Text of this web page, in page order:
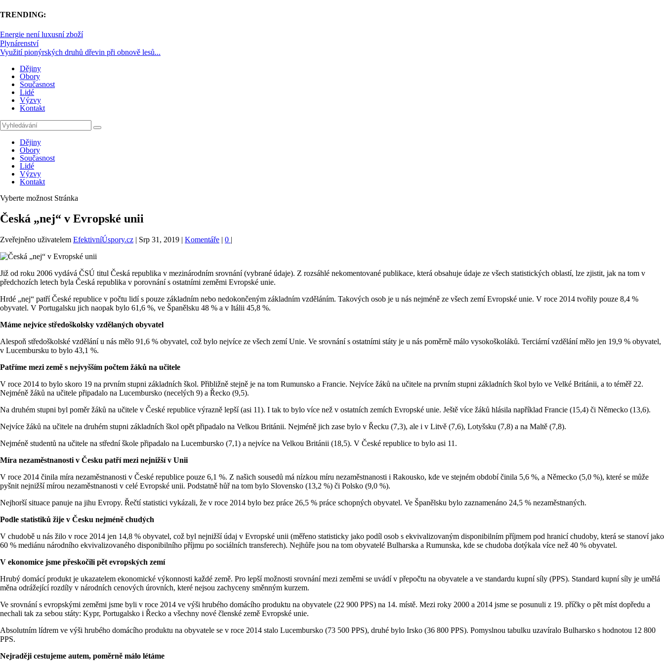
TRENDING:
Energie není luxusní zboží
Plynárenství
Využití pionýrských druhů dřevin při obnově lesů...
Dějiny
Obory
Současnost
Lidé
Výzvy
Kontakt
Dějiny
Obory
Současnost
Lidé
Výzvy
Kontakt
Vyberte možnost Stránka
Česká „nej“ v Evropské unii
Zveřejněno uživatelem EfektivníÚspory.cz | Srp 31, 2019 | Komentáře | 0 |
Již od roku 2006 vydává ČSÚ titul Česká republika v mezinárodním srovnání (vybrané údaje). Z rozsáhlé nekomentované publikace, která obsahuje údaje ze všech statistických oblastí, lze zjistit, jak na tom v
předchozích letech byla Česká republika v porovnání s ostatními zeměmi Evropské unie.
Hrdé „nej“ patří České republice v počtu lidí s pouze základním nebo nedokončeným základním vzděláním. Takových osob je u nás nejméně ze všech zemí Evropské unie. V roce 2014 tvořily pouze 8,4 %
obyvatel. V Portugalsku jich naopak bylo 61,6 %, ve Španělsku 48 % a v Itálii 45,8 %.
Máme nejvíce středoškolsky vzdělaných obyvatel
Alespoň středoškolské vzdělání u nás mělo 91,6 % obyvatel, což bylo nejvíce ze všech zemí Unie. Ve srovnání s ostatními státy je u nás poměrně málo vysokoškoláků. Terciární vzdělání mělo jen 19,9 % obyvatel,
v Lucembursku to bylo 43,1 %.
Patříme mezi země s nejvyšším počtem žáků na učitele
V roce 2014 to bylo skoro 19 na prvním stupni základních škol. Přibližně stejně je na tom Rumunsko a Francie. Nejvíce žáků na učitele na prvním stupni základních škol bylo ve Velké Británii, a to téměř 22.
Nejméně žáků na učitele připadalo na Lucembursko (necelých 9) a Řecko (9,5).
Na druhém stupni byl poměr žáků na učitele v České republice výrazně lepší (asi 11). I tak to bylo více než v ostatních zemích Evropské unie. Ještě více žáků hlásila například Francie (15,4) či Německo (13,6).
Nejvíce žáků na učitele na druhém stupni základních škol opět připadalo na Velkou Británii. Nejméně jich zase bylo v Řecku (7,3), ale i v Litvě (7,6), Lotyšsku (7,8) a na Maltě (7,8).
Nejméně studentů na učitele na střední škole připadalo na Lucembursko (7,1) a nejvíce na Velkou Británii (18,5). V České republice to bylo asi 11.
Míra nezaměstnanosti v Česku patří mezi nejnižší v Unii
V roce 2014 činila míra nezaměstnanosti v České republice pouze 6,1 %. Z našich sousedů má nízkou míru nezaměstnanosti i Rakousko, kde ve stejném období činila 5,6 %, a Německo (5,0 %), které se může
pyšnit nejnižší mírou nezaměstnanosti v celé Evropské unii. Podstatně hůř na tom bylo Slovensko (13,2 %) či Polsko (9,0 %).
Nejhorší situace panuje na jihu Evropy. Řečtí statistici vykázali, že v roce 2014 bylo bez práce 26,5 % práce schopných obyvatel. Ve Španělsku bylo zaznamenáno 24,5 % nezaměstnaných.
Podle statistiků žije v Česku nejméně chudých
V chudobě u nás žilo v roce 2014 jen 14,8 % obyvatel, což byl nejnižší údaj v Evropské unii (měřeno statisticky jako podíl osob s ekvivalizovaným disponibilním příjmem pod hranicí chudoby, která se stanoví jako
60 % mediánu národního ekvivalizovaného disponibilního příjmu po sociálních transferech). Nejhůře jsou na tom obyvatelé Bulharska a Rumunska, kde se chudoba dotýkala více než 40 % obyvatel.
V ekonomice jsme přeskočili pět evropských zemí
Hrubý domácí produkt je ukazatelem ekonomické výkonnosti každé země. Pro lepší možnosti srovnání mezi zeměmi se uvádí v přepočtu na obyvatele a ve standardu kupní síly (PPS). Standard kupní síly je umělá
měna odrážející rozdíly v národních cenových úrovních, které nejsou zachyceny směnným kurzem.
Ve srovnání s evropskými zeměmi jsme byli v roce 2014 ve výši hrubého domácího produktu na obyvatele (22 900 PPS) na 14. místě. Mezi roky 2000 a 2014 jsme se posunuli z 19. příčky o pět míst dopředu a
nechali tak za sebou státy: Kypr, Portugalsko i Řecko a všechny nové členské země Evropské unie.
Absolutním lídrem ve výši hrubého domácího produktu na obyvatele se v roce 2014 stalo Lucembursko (73 500 PPS), druhé bylo Irsko (36 800 PPS). Pomyslnou tabulku uzavíralo Bulharsko s hodnotou 12 800
PPS.
Nejraději cestujeme autem, poměrně málo létáme